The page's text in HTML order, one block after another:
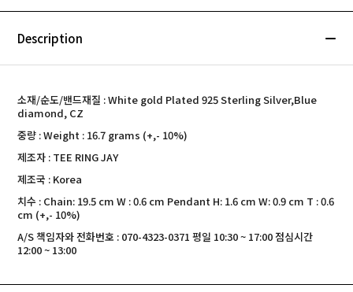
Description
소재/순도/밴드재질 : White gold Plated 925 Sterling Silver,Blue
diamond, CZ
중량 : Weight : 16.7 grams (+,- 10%)
제조자 : TEE RING JAY
제조국 : Korea
치수 : Chain: 19.5 cm W : 0.6 cm Pendant H: 1.6 cm W: 0.9 cm T : 0.6
cm (+,- 10%)
A/S 책임자와 전화번호 : 070-4323-0371 평일 10:30 ~ 17:00 점심시간
12:00 ~ 13:00